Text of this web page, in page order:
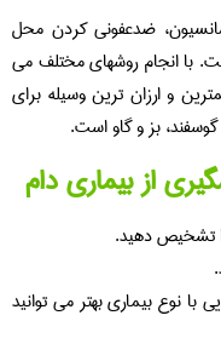
ضدعفونی کردن محل
با انجام روشهای مختلف می
و ارزان ترین وسیله برای
بز و گاو است.
از بیماری دام
تشخیص دهید.
با نوع بیماری بهتر می توانید